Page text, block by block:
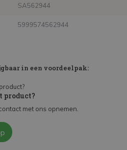
SA562944
5999574562944
in een voordeelpak:
product?
met ons opnemen.